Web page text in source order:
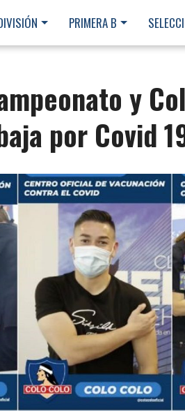
PRIMERA B
y
por Covid